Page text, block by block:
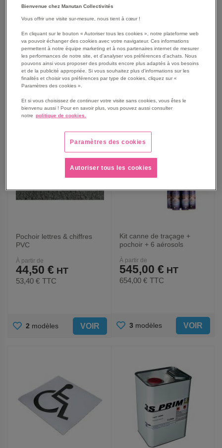
marquage parkings -
Taliaplast
63,25 €
75,90 € TTC
AJOUTER
AUX
103,25 €
123,90 € TTC
AUX
Pochoir lettres & chiffres
PVC
À partir de
44,50 €
53,40 € TTC
AJOUTER
2 modèles VOIR
Kit canne de traçage +
pochoir + 6 aérosols
À partir de
545,00 €
654,00 € TTC
AJOUTER
3 modèles VOIR
Bienvenue chez Manutan Collectivités
Vous offrir une visite sur-mesure, nous tient à cœur !
En cliquant sur le bouton « Autoriser tous les cookies », notre plateforme web
va pouvoir échanger des cookies avec votre navigateur. Ces informations
permettent à notre équipe marketing et à nos partenaires internet de mesurer
les performances de notre site, et d'analyser vos préférences d'achats. Nous
pouvons ainsi vous proposer des produits encore plus adaptés à vos besoins
et de la publicité appropriée. Si vous souhaitez plus d'informations sur les
finalités et choisir vos préférences par type de cookies, cliquez sur «
Paramètres des cookies ».
Et si vous choisissez de continuer votre visite sans cookies, vous êtes le
bienvenu aussi ! Pour en savoir plus, vous pouvez aussi consulter
notre politique de cookies.
Paramètres des cookies
Autoriser tous les cookies